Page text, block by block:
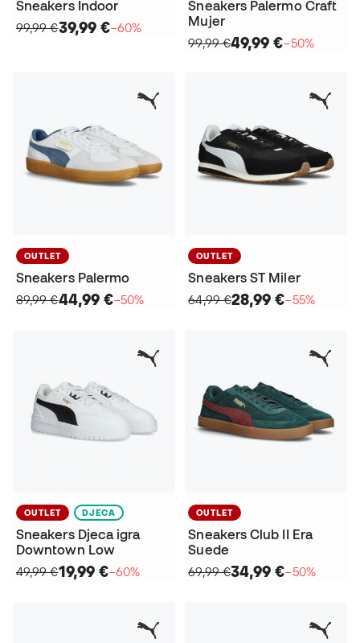
Sneakers Indoor
99,99 €39,99 €−60%
Sneakers Palermo Craft
Mujer
99,99 €49,99 €−50%
OUTLET
Sneakers Palermo
89,99 €44,99 €−50%
OUTLET
Sneakers ST Miler
64,99 €28,99 €−55%
OUTLET DJECA
Sneakers Djeca igra
Downtown Low
49,99 €19,99 €−60%
OUTLET
Sneakers Club II Era
Suede
69,99 €34,99 €−50%